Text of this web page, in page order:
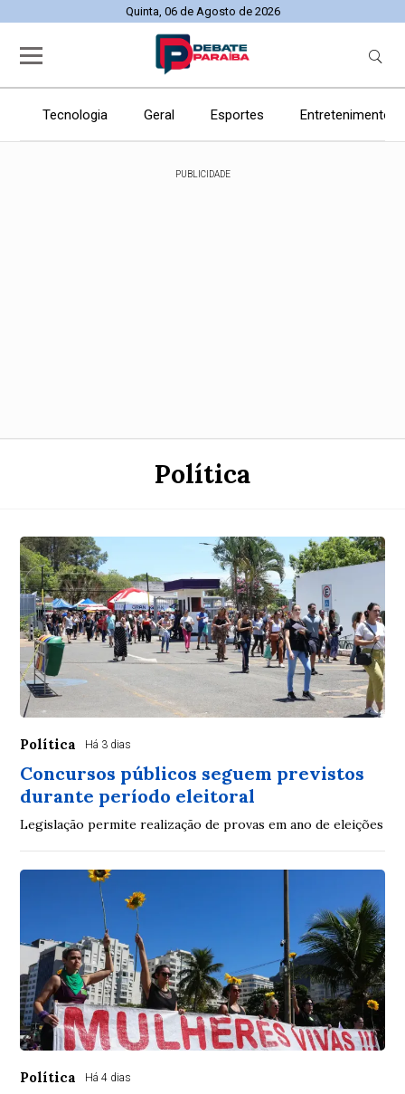
Quinta, 06 de Agosto de 2026
Tecnologia Geral Esportes Entretenimento
PUBLICIDADE
Política
Política Há 3 dias
Concursos públicos seguem previstos
durante período eleitoral
Legislação permite realização de provas em ano de eleições
Política Há 4 dias